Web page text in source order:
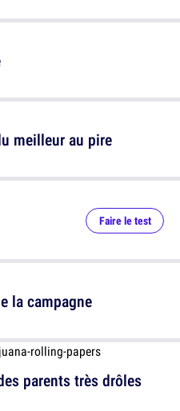
meilleur au pire
parents très drôles
Faire le test
la campagne